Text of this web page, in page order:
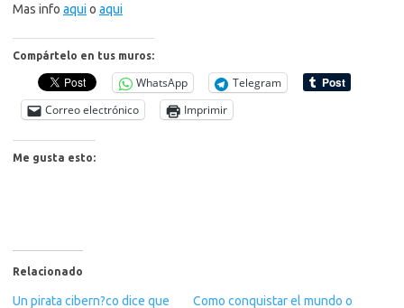
Mas info aqui o aqui
Compártelo en tus muros:
WhatsApp
Telegram
Correo electrónico
Imprimir
Me gusta esto:
Relacionado
Un pirata cibern?co dice que
Como conquistar el mundo o